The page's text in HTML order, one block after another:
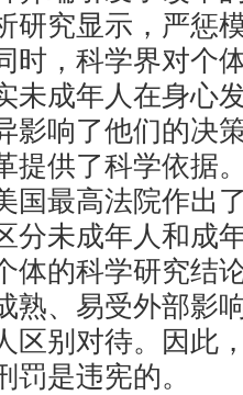
研究显示，严惩
时，科学界对个
未成年人在身心
影响了他们的决
提供了科学依据
最高法院作出
分未成年人和成
体的科学研究结
熟、易受外部影
区别对待。因此
罚是违宪的。